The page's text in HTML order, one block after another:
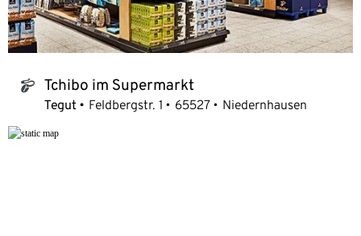
tchibo_logo Tchibo im Supermarkt
Tegut Feldbergstr. 1 65527 Niedernhausen